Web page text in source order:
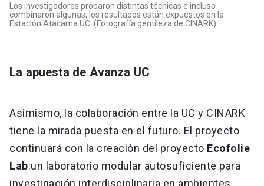
Los investigadores probaron distintas técnicas e incluso
combinaron algunas; los resultados están expuestos en la
Estación Atacama UC. (Fotografía gentileza de CINARK)
La apuesta de Avanza UC
Asimismo, la colaboración entre la UC y CINARK
tiene la mirada puesta en el futuro. El proyecto
continuará con la creación del proyecto Ecofolie
Lab:un laboratorio modular autosuficiente para
investigación interdisciplinaria en ambientes